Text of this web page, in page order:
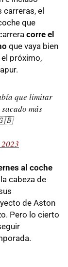
el
que
corre el
que vaya bien
próximo,
que limitar
más
al coche
cabeza de
de Aston
Pero lo cierto